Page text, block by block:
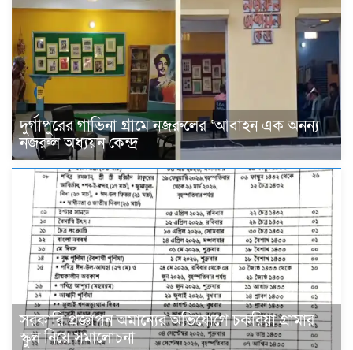
দুর্গাপুরের গাভিনা গ্রামে নজরুলের ‘আবাহন এক অনন্য
নজরুল অধ্যয়ন কেন্দ্র
সরকারি প্রজ্ঞাপন অমান্যের অভিযোগে চকরিয়া গ্রামার
স্কুল নিয়ে সমালোচনা